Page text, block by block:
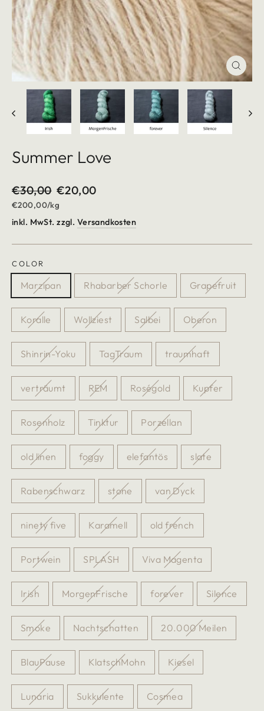
(Esc)
Summer Love
Normaler
Preis
€30,00 Sonderpreis
€20,00
€200,00/kg
inkl. MwSt. zzgl. Versandkosten
COLOR
Marzipan Rhabarber Schorle Grapefruit
Koralle Wollziest Salbei Oberon
Shinrin-Yoku TagTraum traumhaft
verträumt REM Roségold Kupfer
Rosenholz Tinktur Porzellan
old linen foggy elefantös slate
Rabenschwarz stone van Dyck
ninety five Karamell old french
Portwein SPLASH Viva Magenta
Irish MorgenFrische forever Silence
Smoke Nachtschatten 20.000 Meilen
BlauPause KlatschMohn Kiesel
Lunaria Sukkulente Cosmea